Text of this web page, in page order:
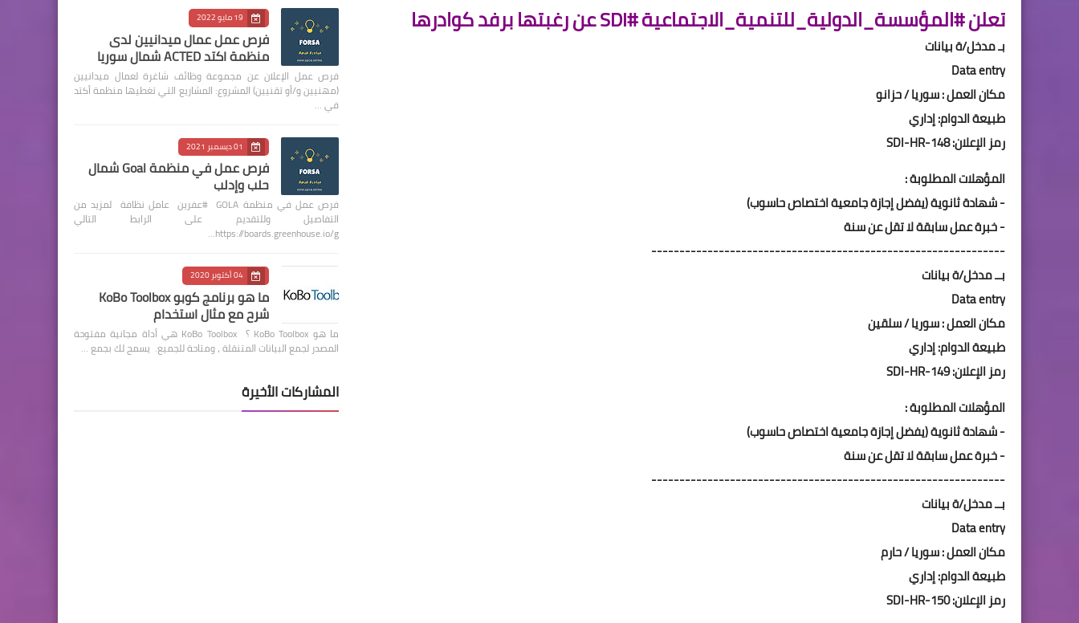
تعلن #المؤسسة_الدولية_للتنمية_الاجتماعية #SDI عن رغبتها برفد كوادرها
بـ مدخل/ة بيانات
Data entry
مكان العمل : سوريا / حزانو
طبيعة الدوام: إداري
رمز الإعلان: SDI-HR-148
المؤهلات المطلوبة :
- شهادة ثانوية (يفضل إجازة جامعية اختصاص حاسوب)
- خبرة عمل سابقة لا تقل عن سنة
---------------------------------------------------------------
بــ مدخل/ة بيانات
Data entry
مكان العمل : سوريا / سلقين
طبيعة الدوام: إداري
رمز الإعلان: SDI-HR-149
المؤهلات المطلوبة :
- شهادة ثانوية (يفضل إجازة جامعية اختصاص حاسوب)
- خبرة عمل سابقة لا تقل عن سنة
---------------------------------------------------------------
بــ مدخل/ة بيانات
Data entry
مكان العمل : سوريا / حارم
طبيعة الدوام: إداري
رمز الإعلان: SDI-HR-150
19 مايو 2022
فرص عمل عمال ميدانيين لدى
منظمة اكتد ACTED شمال سوريا
فرص عمل الإعلان عن مجموعة وظائف شاغرة لعمال ميدانيين
(مهنيين و/أو تقنيين) المشروع: المشاريع التي تغطيها منظمة أكتد
في …
01 ديسمبر 2021
فرص عمل في منظمة Goal شمال
حلب وإدلب
فرص عمل في منظمة GOLA #عفرين عامل نظافة لمزيد من
التفاصيل وللتقديم على الرابط التالي
https://boards.greenhouse.io/g…
04 أكتوبر 2020
ما هو برنامج كوبو KoBo Toolbox
شرح مع مثال استخدام
ما هو KoBo Toolbox ؟ KoBo Toolbox هي أداة مجانية مفتوحة
المصدر لجمع البيانات المتنقلة ، ومتاحة للجميع. يسمح لك بجمع …
المشاركات الأخيرة